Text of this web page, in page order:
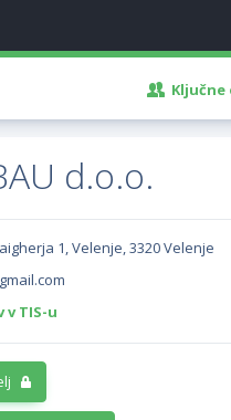
Ključne
d.o.o.
1, Velenje, 3320 Velenje
TIS-u